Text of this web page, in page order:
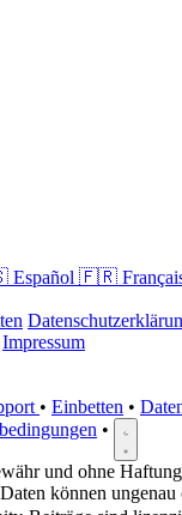
Español 🇫🇷
Impressum
• Einbetten •
•
und ohne
können ungenau